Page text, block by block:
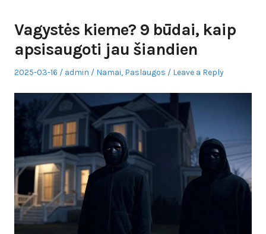
Vagystės kieme? 9 būdai, kaip
apsisaugoti jau šiandien
Posted
2025-03-16 Author
admin
Posted
Namai, Paslaugos Leave a Reply